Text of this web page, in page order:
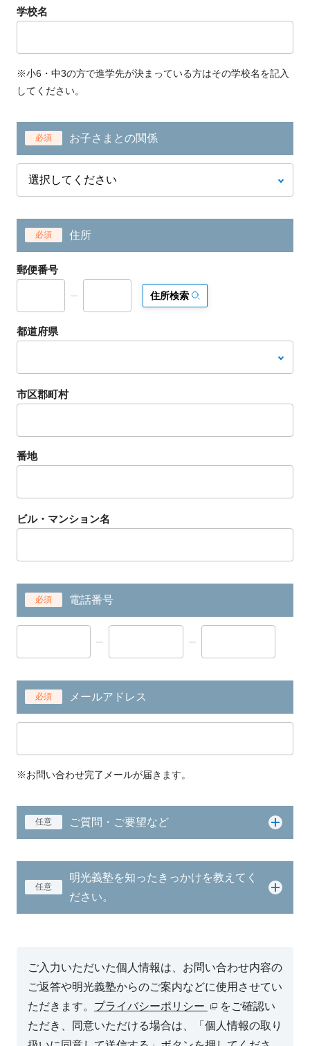
学校名
※小6・中3の方で進学先が決まっている方はその学校名を記入
してください。
必須 お子さまとの関係
必須 住所
郵便番号
住所検索
都道府県
市区郡町村
番地
ビル・マンション名
必須 電話番号
必須 メールアドレス
※お問い合わせ完了メールが届きます。
任意 ご質問・ご要望など
任意
明光義塾を知ったきっかけを教えてく
ださい。
ご入力いただいた個人情報は、お問い合わせ内容の
ご返答や明光義塾からのご案内などに使用させてい
ただきます。 プライバシーポリシー
をご確認い
ただき、同意いただける場合は、「個人情報の取り